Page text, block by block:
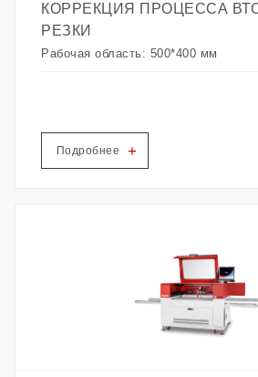
КОРРЕКЦИЯ ПРОЦЕССА
РЕЗКИ
Рабочая область: 500*400 мм
Подробнее +